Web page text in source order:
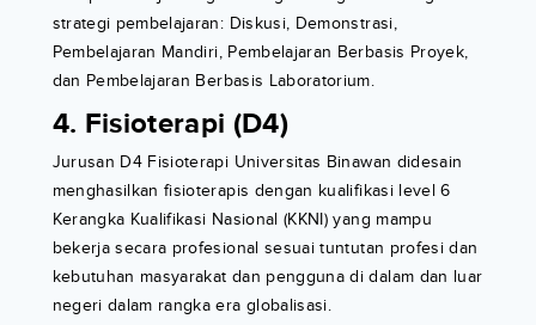
strategi pembelajaran: Diskusi, Demonstrasi,
Pembelajaran Mandiri, Pembelajaran Berbasis Proyek,
dan Pembelajaran Berbasis Laboratorium.
4. Fisioterapi (D4)
Jurusan D4 Fisioterapi Universitas Binawan didesain
menghasilkan fisioterapis dengan kualifikasi level 6
Kerangka Kualifikasi Nasional (KKNI) yang mampu
bekerja secara profesional sesuai tuntutan profesi dan
kebutuhan masyarakat dan pengguna di dalam dan luar
negeri dalam rangka era globalisasi.